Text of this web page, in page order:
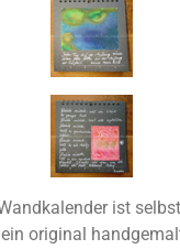
ist
original